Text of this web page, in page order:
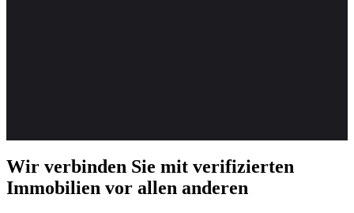
Wir verbinden Sie mit verifizierten
Immobilien vor allen anderen